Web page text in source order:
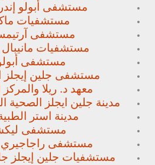
مستشفى أبولو
مستشفيات
مستشفى
مستشفيات مانيبال
مستشفى أبولو
مستشفى جلين إيجلز
معهد د. ريلا
مدينة جلين ايجلز الصحية
مدينة استر
مستشفى
مستشفى راجاجيري
مستشفيات جلين إيجلز